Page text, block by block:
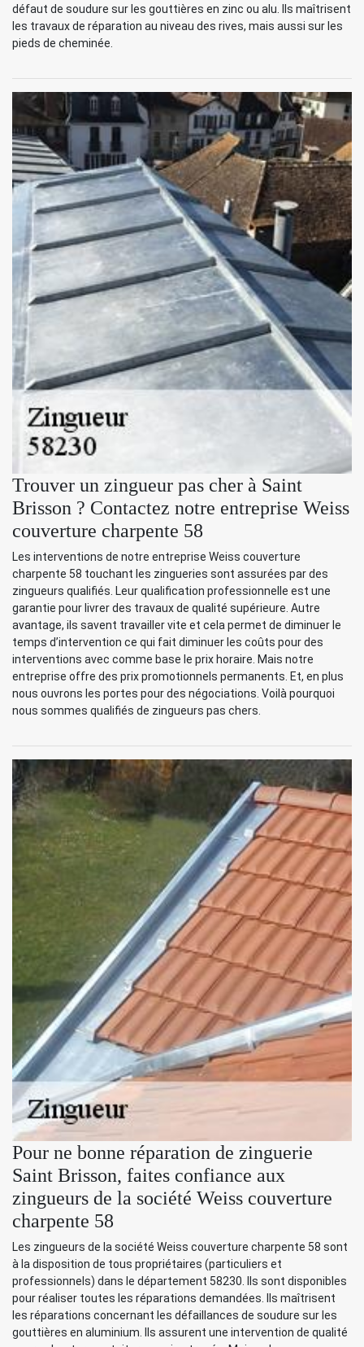
défaut de soudure sur les gouttières en zinc ou alu. Ils maîtrisent
les travaux de réparation au niveau des rives, mais aussi sur les
pieds de cheminée.
Trouver un zingueur pas cher à Saint
Brisson ? Contactez notre entreprise Weiss
couverture charpente 58
Les interventions de notre entreprise Weiss couverture
charpente 58 touchant les zingueries sont assurées par des
zingueurs qualifiés. Leur qualification professionnelle est une
garantie pour livrer des travaux de qualité supérieure. Autre
avantage, ils savent travailler vite et cela permet de diminuer le
temps d’intervention ce qui fait diminuer les coûts pour des
interventions avec comme base le prix horaire. Mais notre
entreprise offre des prix promotionnels permanents. Et, en plus
nous ouvrons les portes pour des négociations. Voilà pourquoi
nous sommes qualifiés de zingueurs pas chers.
Pour ne bonne réparation de zinguerie
Saint Brisson, faites confiance aux
zingueurs de la société Weiss couverture
charpente 58
Les zingueurs de la société Weiss couverture charpente 58 sont
à la disposition de tous propriétaires (particuliers et
professionnels) dans le département 58230. Ils sont disponibles
pour réaliser toutes les réparations demandées. Ils maîtrisent
les réparations concernant les défaillances de soudure sur les
gouttières en aluminium. Ils assurent une intervention de qualité